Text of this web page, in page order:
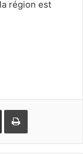
région est
Partager par email Imprimer